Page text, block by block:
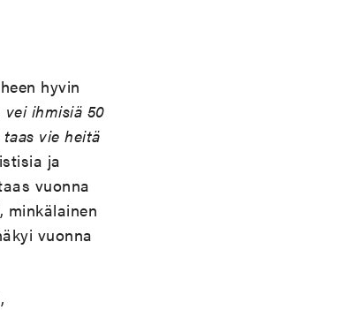
hyvin
ihmisiä 50
vie heitä
ja
vuonna
minkälainen
vuonna